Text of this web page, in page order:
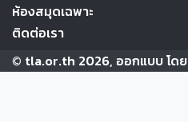
ห้องสมุดเฉพาะ
ติดต่อเรา
© tla.or.th 2026, ออกแบบ โดย